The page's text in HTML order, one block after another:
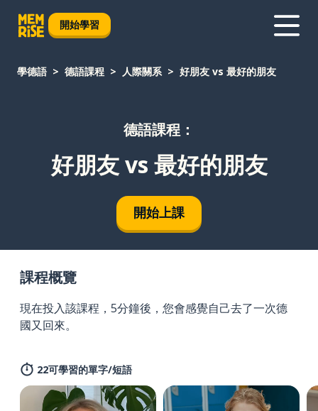
開始學習
學德語 德語課程 人際關系 好朋友 vs 最好的朋友
德語課程：
好朋友 vs 最好的朋友
開始上課
課程概覽
現在投入該課程，5分鐘後，您會感覺自己去了一次德
國又回來。
22可學習的單字/短語